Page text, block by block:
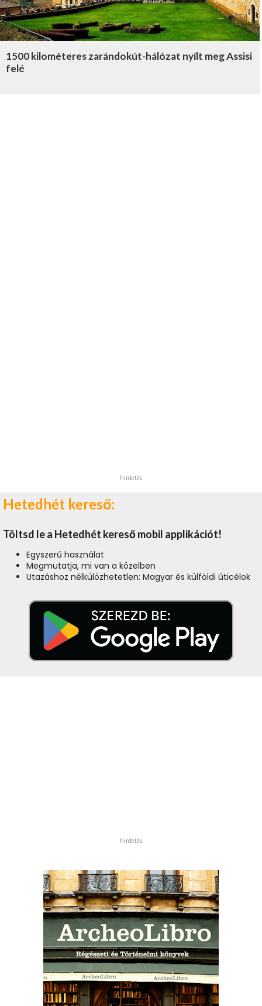
1500 kilométeres zarándokút-hálózat nyílt meg Assisi
felé
hirdetés
Hetedhét kereső:
Töltsd le a Hetedhét kereső mobil applikációt!
Egyszerű használat
Megmutatja, mi van a közelben
Utazáshoz nélkülözhetetlen: Magyar és külföldi úticélok
hirdetés